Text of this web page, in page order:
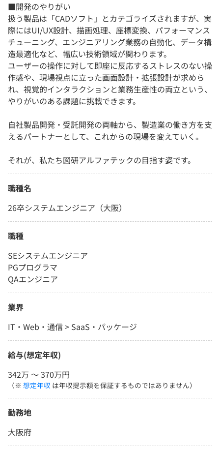
■開発のやりがい
扱う製品は「CADソフト」とカテゴライズされますが、実
際にはUI/UX設計、描画処理、座標変換、パフォーマンス
チューニング、エンジニアリング業務の自動化、データ構
造最適化など、幅広い技術領域が関わります。
ユーザーの操作に対して即座に反応するストレスのない操
作感や、現場視点に立った画面設計・拡張設計が求めら
れ、視覚的インタラクションと業務生産性の両立という、
やりがいのある課題に挑戦できます。
自社製品開発・受託開発の両軸から、製造業の働き方を支
えるパートナーとして、これからの現場を変えていく。
それが、私たち図研アルファテックの目指す姿です。
職種名
26卒システムエンジニア（大阪）
職種
SEシステムエンジニア
PGプログラマ
QAエンジニア
業界
IT・Web・通信 > SaaS・パッケージ
給与(想定年収)
342万 〜 370万円
（※ 想定年収 は年収提示額を保証するものではありません）
勤務地
大阪府